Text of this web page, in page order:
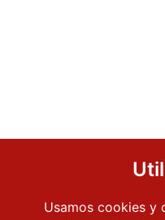
Usamos cookies y